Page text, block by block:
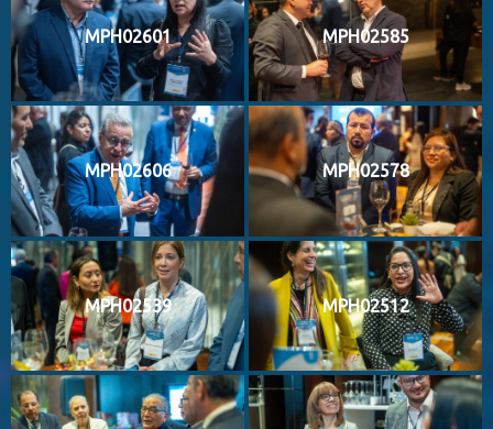
MPH02601 MPH02585
MPH02606 MPH02578
MPH02539 MPH02512